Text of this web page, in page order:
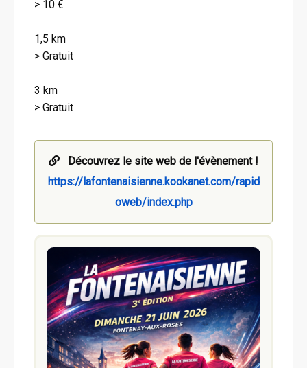
> 10 €
1,5 km
> Gratuit
3 km
> Gratuit
Découvrez le site web de l'évènement !
https://lafontenaisienne.kookanet.com/rapid
oweb/index.php